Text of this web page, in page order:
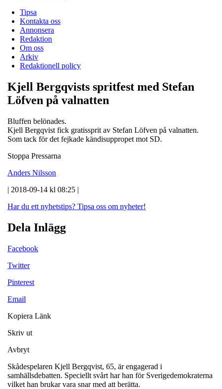
Tipsa
Kontakta oss
Annonsera
Redaktion
Om oss
Arkiv
Redaktionell policy
Kjell Bergqvists spritfest med Stefan
Löfven på valnatten
Bluffen belönades.
Kjell Bergqvist fick gratissprit av Stefan Löfven på valnatten.
Som tack för det fejkade kändisuppropet mot SD.
Stoppa Pressarna
Anders Nilsson
| 2018-09-14 kl 08:25 |
Har du ett nyhetstips? Tipsa oss om nyheter!
Dela Inlägg
Facebook
Twitter
Pinterest
Email
Kopiera Länk
Skriv ut
Avbryt
Skådespelaren Kjell Bergqvist, 65, är engagerad i
samhällsdebatten. Speciellt svårt har han för Sverigedemokraterna
vilket han brukar vara snar med att berätta.